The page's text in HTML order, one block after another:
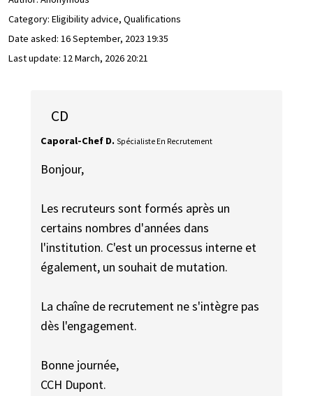
Category: Eligibility advice, Qualifications
Date asked: 16 September, 2023 19:35
Last update: 12 March, 2026 20:21
CD
Caporal-Chef D. Spécialiste En Recrutement
Bonjour,
Les recruteurs sont formés après un
certains nombres d'années dans
l'institution. C'est un processus interne et
également, un souhait de mutation.
La chaîne de recrutement ne s'intègre pas
dès l'engagement.
Bonne journée,
CCH Dupont.